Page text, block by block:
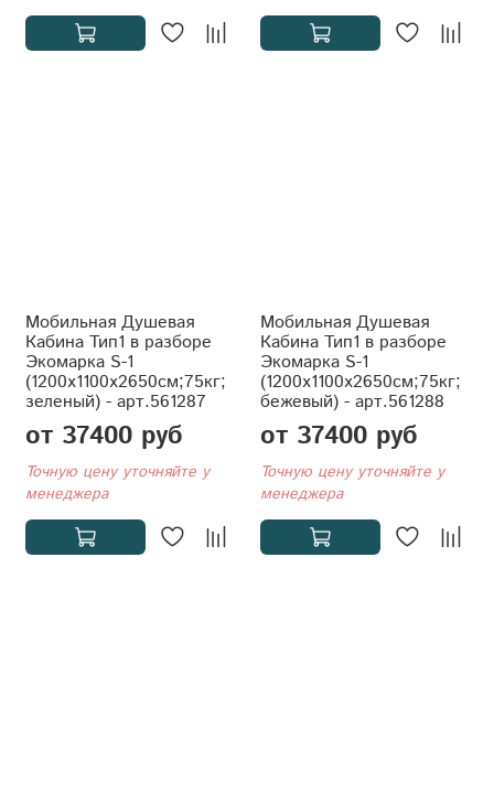
Мобильная Душевая
Кабина Тип1 в разборе
Экомарка S-1
(1200x1100x2650см;75кг;
зеленый) - арт.561287
от 37400 руб
Точную цену уточняйте у
менеджера
Мобильная Душевая
Кабина Тип1 в разборе
Экомарка S-1
(1200x1100x2650см;75кг;
бежевый) - арт.561288
от 37400 руб
Точную цену уточняйте у
менеджера